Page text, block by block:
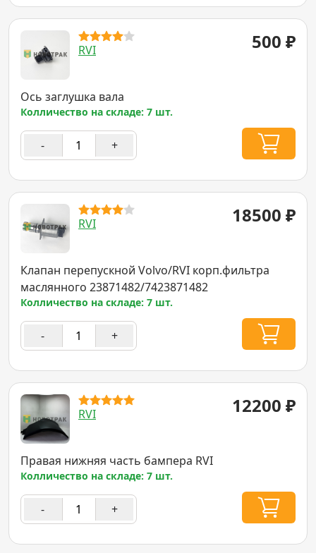
RVI 500 ₽
Ось заглушка вала
Колличество на складе: 7 шт.
- +
RVI 18500 ₽
Клапан перепускной Volvo/RVI корп.фильтра
маслянного 23871482/7423871482
Колличество на складе: 7 шт.
- +
RVI 12200 ₽
Правая нижняя часть бампера RVI
Колличество на складе: 7 шт.
- +